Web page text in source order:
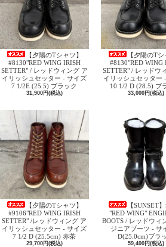
【夕陽のTシャツ】
#8130"RED WING IRISH
SETTER" / レッドウィング ア
イリッシュセッター - サイズ
7 1/2E (25.5) ブラック
31,900円(税込)
【夕陽のTシ
#8130"RED WING
SETTER" / レッドウ
イリッシュセッター
10 1/2 D (28.5) ブ
33,000円(税込)
【夕陽のTシャツ】
#9106"RED WING IRISH
SETTER" /レッドウィング ア
イリッシュセッター - サイズ
7 1/2 D (25.5cm) 赤茶
29,700円(税込)
【SUNSET
"RED WING"
BOOTS / レッドウィ
ジニアブーツ - サ
D(25.0cm)ブラ
59,400円(税込)